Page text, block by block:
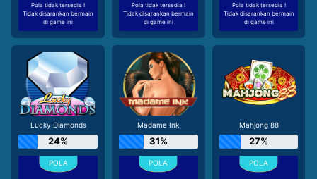
Pola tidak tersedia !
Tidak disarankan bermain
di game ini
Pola tidak tersedia !
Tidak disarankan bermain
di game ini
Pola tidak tersedia !
Tidak disarankan bermain
di game ini
Lucky Diamonds
24%
Madame Ink
31%
Mahjong 88
27%